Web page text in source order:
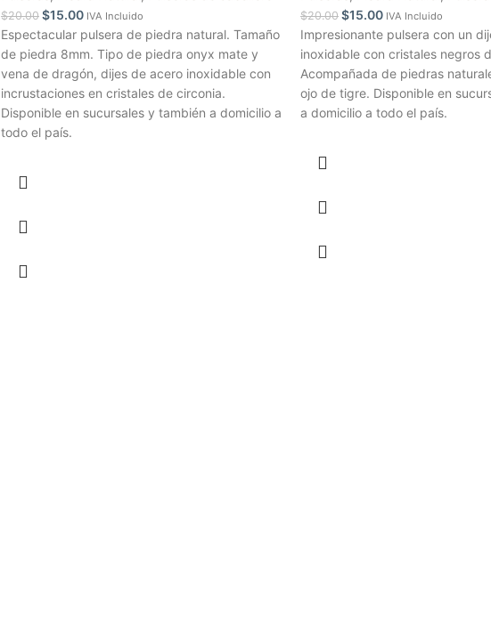
$20.00 $15.00 IVA Incluido
Espectacular pulsera de piedra natural. Tamaño
de piedra 8mm. Tipo de piedra onyx mate y
vena de dragón, dijes de acero inoxidable con
incrustaciones en cristales de circonia.
Disponible en sucursales y también a domicilio a
todo el país.
$20.00 $15.00 IVA Incluido
Impresionante pulsera con un
inoxidable con cristales negros
Acompañada de piedras
ojo de tigre. Disponible en
a domicilio a todo el país.